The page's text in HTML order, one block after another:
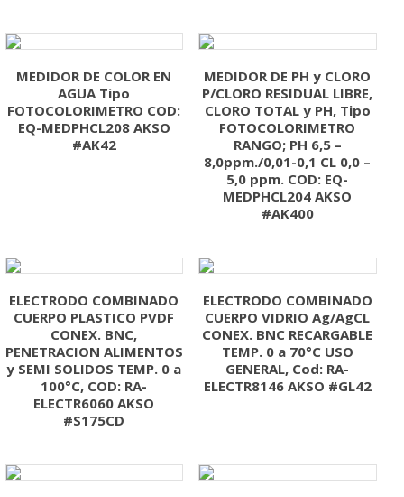
MEDIDOR DE COLOR EN
AGUA Tipo
FOTOCOLORIMETRO COD:
EQ-MEDPHCL208 AKSO
#AK42
MEDIDOR DE PH y CLORO
P/CLORO RESIDUAL LIBRE,
CLORO TOTAL y PH, Tipo
FOTOCOLORIMETRO
RANGO; PH 6,5 –
8,0ppm./0,01-0,1 CL 0,0 –
5,0 ppm. COD: EQ-
MEDPHCL204 AKSO
#AK400
ELECTRODO COMBINADO
CUERPO PLASTICO PVDF
CONEX. BNC,
PENETRACION ALIMENTOS
y SEMI SOLIDOS TEMP. 0 a
100°C, COD: RA-
ELECTR6060 AKSO
#S175CD
ELECTRODO COMBINADO
CUERPO VIDRIO Ag/AgCL
CONEX. BNC RECARGABLE
TEMP. 0 a 70°C USO
GENERAL, Cod: RA-
ELECTR8146 AKSO #GL42